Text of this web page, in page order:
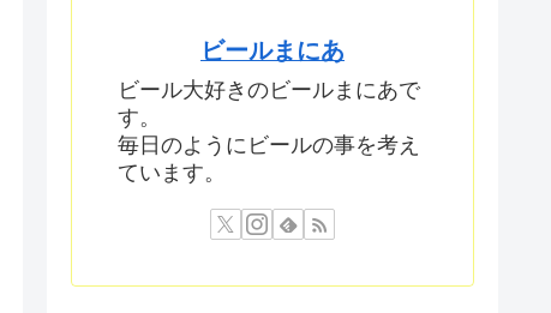
ビールまにあ
ビール大好きのビールまにあで
す。
毎日のようにビールの事を考え
ています。